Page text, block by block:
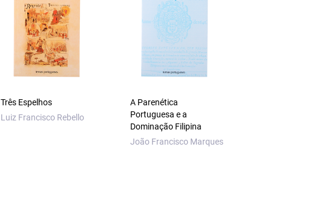
Três Espelhos
Luiz Francisco Rebello
A Parenética
Portuguesa e a
Dominação Filipina
João Francisco Marques